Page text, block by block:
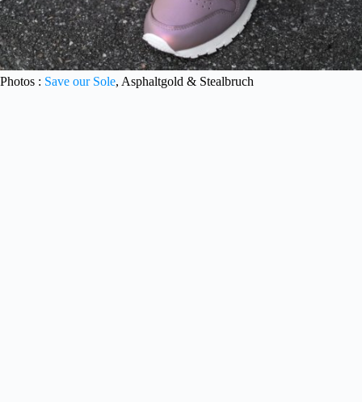
Photos : Save our Sole, Asphaltgold & Stealbruch